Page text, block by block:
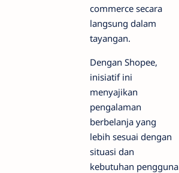
commerce secara
langsung dalam
tayangan.
Dengan Shopee,
inisiatif ini
menyajikan
pengalaman
berbelanja yang
lebih sesuai dengan
situasi dan
kebutuhan pengguna